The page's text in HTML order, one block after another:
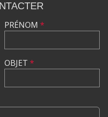
PRÉNOM *
OBJET *